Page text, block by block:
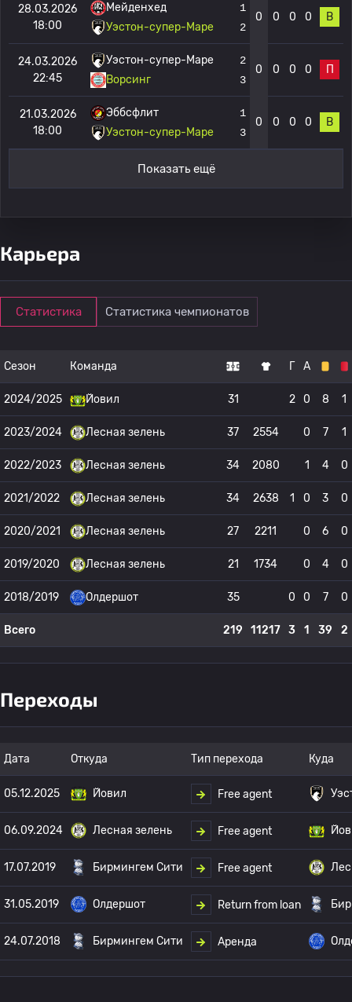
28.03.2026
18:00
Мейденхед
Уэстон-супер-Маре
1
2
0 0 0 0 В
24.03.2026
22:45
Уэстон-супер-Маре
Ворсинг
2
3
0 0 0 0 П
21.03.2026
18:00
Эббсфлит
Уэстон-супер-Маре
1
3
0 0 0 0 В
Показать ещё
Карьера
Статистика Статистика чемпионатов
Сезон Команда Г А
2024/2025 Йовил 31 2 0 8 1
2023/2024 Лесная зелень 37 2554 0 7 1
2022/2023 Лесная зелень 34 2080 1 4 0
2021/2022 Лесная зелень 34 2638 1 0 3 0
2020/2021 Лесная зелень 27 2211 0 6 0
2019/2020 Лесная зелень 21 1734 0 4 0
2018/2019 Олдершот 35 0 0 7 0
Всего 219 11217 3 1 39 2
Переходы
Дата Откуда Тип перехода Куда
05.12.2025 Йовил Free agent
06.09.2024 Лесная зелень Free agent
17.07.2019 Бирмингем Сити Free agent
31.05.2019 Олдершот Return from loan
24.07.2018 Бирмингем Сити Аренда